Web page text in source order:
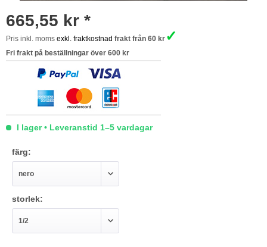
665,55 kr *
Pris inkl. moms exkl. fraktkostnad frakt från 60 kr ✓
Fri frakt på beställningar över 600 kr
I lager • Leveranstid 1–5 vardagar
färg:
storlek: